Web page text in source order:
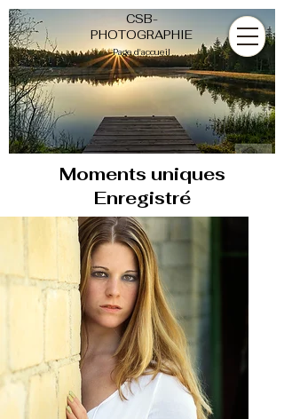
Moments uniques
Enregistré
CSB-
PHOTOGRAPHIE
Page d'accueil